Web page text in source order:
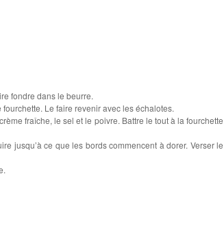
fondre dans le beurre.
fourchette. Le faire revenir avec les échalotes.
fraîche, le sel et le poivre. Battre le tout à la fourchette
jusqu’à ce que les bords commencent à dorer. Verser le